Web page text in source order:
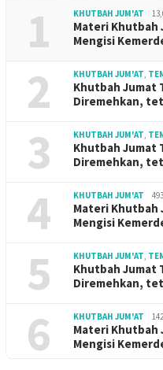
1 KHUTBAH JUM'AT
Materi Khutbah
Mengisi
2 KHUTBAH JUM'AT,
Khutbah Jumat
Diremehkan,
3 KHUTBAH JUM'AT,
Khutbah Jumat
Diremehkan,
4 KHUTBAH JUM'AT
Materi Khutbah
Mengisi
5 KHUTBAH JUM'AT,
Khutbah Jumat
Diremehkan,
6 KHUTBAH JUM'AT
Materi Khutbah
Mengisi